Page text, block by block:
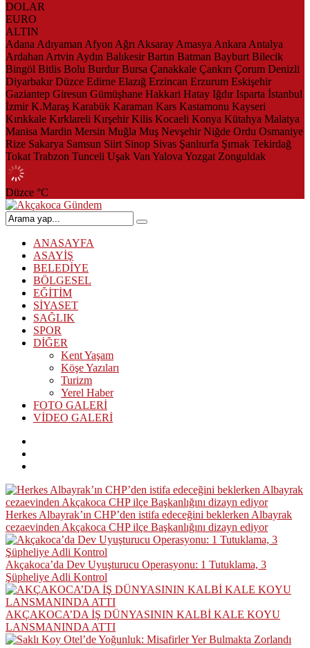
DOLAR
EURO
ALTIN
Adana Adıyaman Afyon Ağrı Aksaray Amasya Ankara Antalya
Ardahan Artvin Aydın Balıkesir Bartın Batman Bayburt Bilecik
Bingöl Bitlis Bolu Burdur Bursa Çanakkale Çankırı Çorum Denizli
Diyarbakır Düzce Edirne Elazığ Erzincan Erzurum Eskişehir
Gaziantep Giresun Gümüşhane Hakkari Hatay Iğdır Isparta İstanbul
İzmir K.Maraş Karabük Karaman Kars Kastamonu Kayseri
Kırıkkale Kırklareli Kırşehir Kilis Kocaeli Konya Kütahya Malatya
Manisa Mardin Mersin Muğla Muş Nevşehir Niğde Ordu Osmaniye
Rize Sakarya Samsun Siirt Sinop Sivas Şanlıurfa Şırnak Tekirdağ
Tokat Trabzon Tunceli Uşak Van Yalova Yozgat Zonguldak
Düzce °C
ANASAYFA
ASAYİŞ
BELEDİYE
BÖLGESEL
EĞİTİM
SİYASET
SAĞLIK
SPOR
DİĞER
Kent Yaşam
Köşe Yazıları
Turizm
Yerel Haber
FOTO GALERİ
VİDEO GALERİ
Herkes Albayrak’ın CHP’den istifa edeceğini beklerken Albayrak
cezaevinden Akçakoca CHP ilçe Başkanlığını dizayn ediyor
Akçakoca’da Dev Uyuşturucu Operasyonu: 1 Tutuklama, 3
Şüpheliye Adli Kontrol
AKÇAKOCA’DA İŞ DÜNYASININ KALBİ KALE KOYU
LANSMANINDA ATTI